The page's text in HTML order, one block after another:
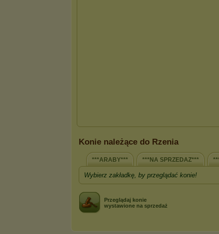
Konie należące do Rzenia
***ARABY*** ***NA SPRZEDAZ***
Wybierz zakładkę, by przeglądać konie!
Przeglądaj konie
wystawione na sprzedaż